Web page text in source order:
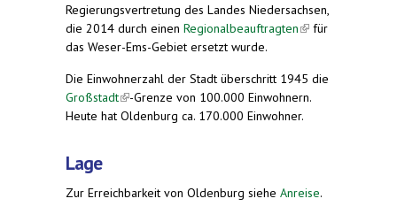
Regierungsvertretung des Landes Niedersachsen,
die 2014 durch einen Regionalbeauftragten(link is
für
das Weser-Ems-Gebiet ersetzt wurde.
Die Einwohnerzahl der Stadt überschritt 1945 die
Großstadt(link is external)
-Grenze von 100.000 Einwohnern.
Heute hat Oldenburg ca. 170.000 Einwohner.
Lage
Zur Erreichbarkeit von Oldenburg siehe Anreise.